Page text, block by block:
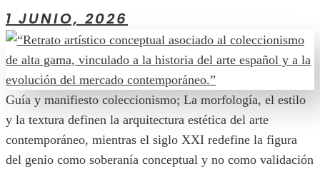
1 JUNIO, 2026
Guía y manifiesto coleccionismo; La morfología, el estilo
y la textura definen la arquitectura estética del arte
contemporáneo, mientras el siglo XXI redefine la figura
del genio como soberanía conceptual y no como validación